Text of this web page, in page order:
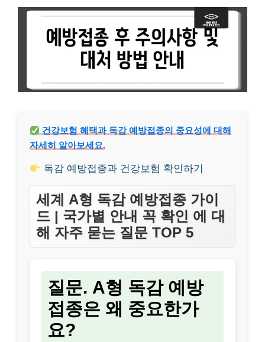
건강보험 혜택과 독감 예방접종의 중요성에 대해
자세히 알아보세요.
독감 예방접종과 건강보험 확인하기
세계 A형 독감 예방접종 가이
드 | 국가별 안내 꼭 확인 에 대
해 자주 묻는 질문 TOP 5
질문. A형 독감 예방
접종은 왜 중요한가
요?